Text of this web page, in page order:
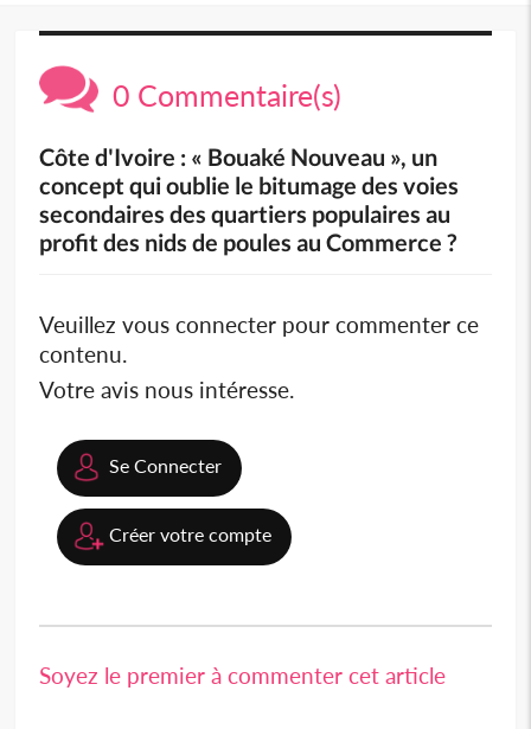
0 Commentaire(s)
Côte d'Ivoire : « Bouaké Nouveau », un
concept qui oublie le bitumage des voies
secondaires des quartiers populaires au
profit des nids de poules au Commerce ?
Veuillez vous connecter pour commenter ce
contenu.
Votre avis nous intéresse.
Se Connecter
Créer votre compte
Soyez le premier à commenter cet article